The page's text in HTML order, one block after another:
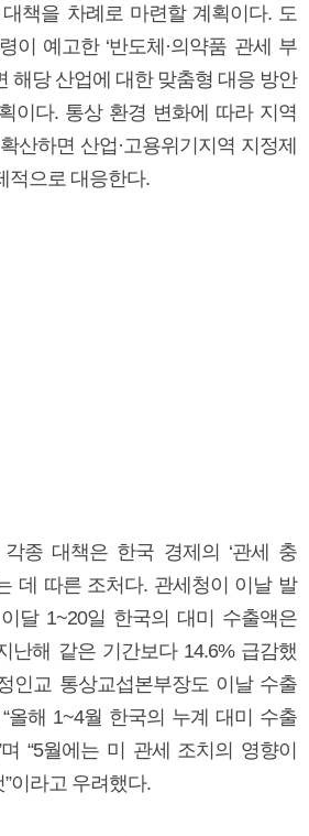
책을 차례로 마련할 계획이다. 도
이 예고한 ‘반도체·의약품 관세 부
해당 산업에 대한 맞춤형 대응 방안
이다. 통상 환경 변화에 따라 지역
산하면 산업·고용위기지역 지정제
적으로 대응한다.
종 대책은 한국 경제의 ‘관세 충
데 따른 조처다. 관세청이 이날 발
달 1~20일 한국의 대미 수출액은
난해 같은 기간보다 14.6% 급감했
인교 통상교섭본부장도 이날 수출
올해 1~4월 한국의 누계 대미 수출
“5월에는 미 관세 조치의 영향이
이라고 우려했다.